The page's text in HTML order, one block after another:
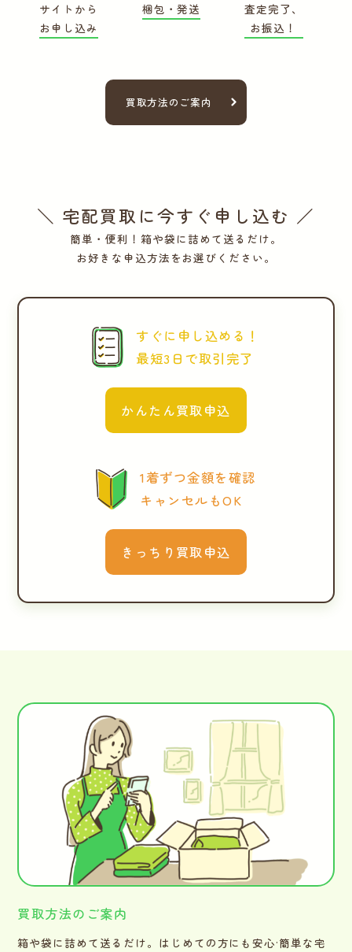
サイトから
お申し込み
梱包・発送
査定完了、
お振込！
買取方法のご案内
＼ 宅配買取に今すぐ申し込む ／
簡単・便利！箱や袋に詰めて送るだけ。
お好きな申込方法をお選びください。
すぐに申し込める！
最短3日で取引完了
かんたん買取申込
1着ずつ金額を確認
キャンセルもOK
きっちり買取申込
買取方法のご案内
箱や袋に詰めて送るだけ。はじめての方にも安心·簡単な宅